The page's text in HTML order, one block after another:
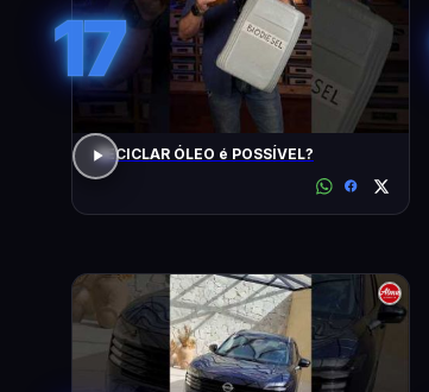
17
RECICLAR ÓLEO é POSSÍVEL?